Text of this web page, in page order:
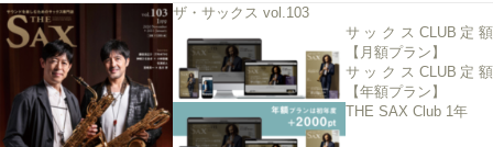
ザ・サックス vol.103
サックスCLUB定額
【月額プラン】
サックスCLUB定額
【年額プラン】
THE SAX Club 1年